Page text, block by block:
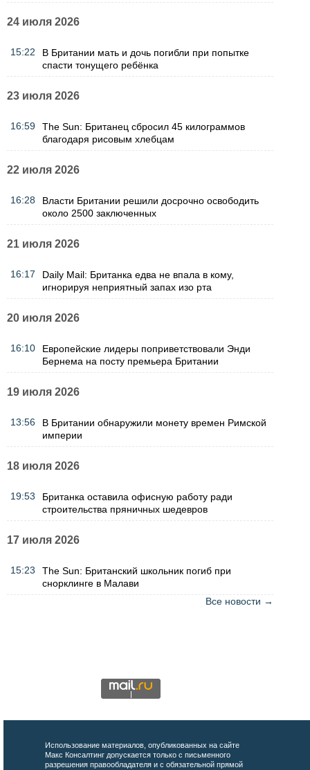
24 июля 2026
15:22
В Британии мать и дочь погибли при попытке
спасти тонущего ребёнка
23 июля 2026
16:59
The Sun: Британец сбросил 45 килограммов
благодаря рисовым хлебцам
22 июля 2026
16:28
Власти Британии решили досрочно освободить
около 2500 заключенных
21 июля 2026
16:17
Daily Mail: Британка едва не впала в кому,
игнорируя неприятный запах изо рта
20 июля 2026
16:10
Европейские лидеры поприветствовали Энди
Бернема на посту премьера Британии
19 июля 2026
13:56
В Британии обнаружили монету времен Римской
империи
18 июля 2026
19:53
Британка оставила офисную работу ради
строительства пряничных шедевров
17 июля 2026
15:23
The Sun: Британский школьник погиб при
снорклинге в Малави
Все новости →
Использование материалов, опубликованных на сайте
Макс Консалтинг допускается только с письменного
разрешения правообладателя и с обязательной прямой